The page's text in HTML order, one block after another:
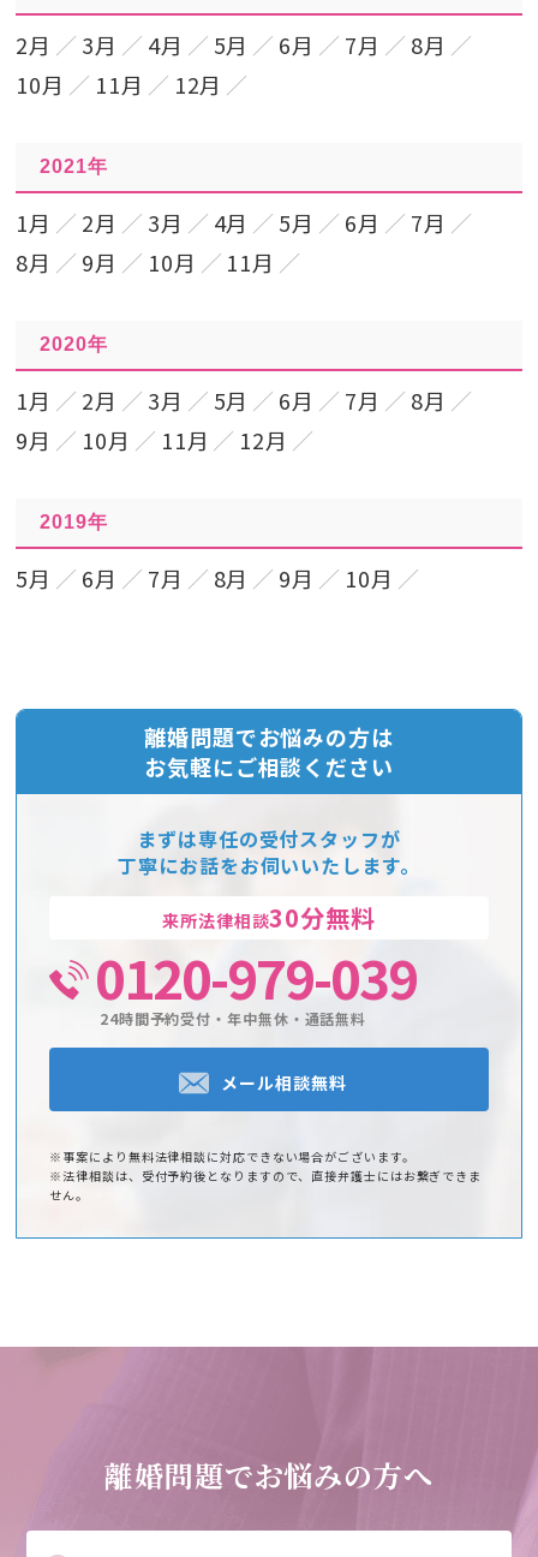
2月 3月 4月 5月 6月 7月
8月
10月
11月 12月
2021年
1月 2月 3月 4月 5月 6月
7月
8月
9月 10月 11月
2020年
1月 2月 3月 5月 6月 7月
8月
9月
10月 11月 12月
2019年
5月 6月 7月 8月 9月 10月
離婚問題でお悩みの方は
お気軽にご相談ください
まずは専任の受付スタッフが
丁寧にお話をお伺いいたします。
来所法律相談30分無料
0120-979-039
24時間予約受付・年中無休・通話無料
メール相談無料
※事案により無料法律相談に対応できない場合がございます。
※法律相談は、受付予約後となりますので、直接弁護士にはお繋ぎできま
せん。
離婚問題でお悩みの方へ